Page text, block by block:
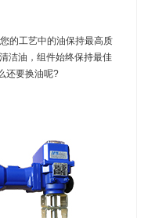
的工艺中的油保持最高质
洁油，组件始终保持最佳
还要换油呢?